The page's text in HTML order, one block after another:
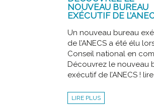
NOUVEAU BUREAU
EXÉCUTIF DE
Un nouveau bureau
de l’ANECS a été élu
Conseil national en
Découvrez le nouveau
exécutif de l’ANECS !
LIRE PLUS